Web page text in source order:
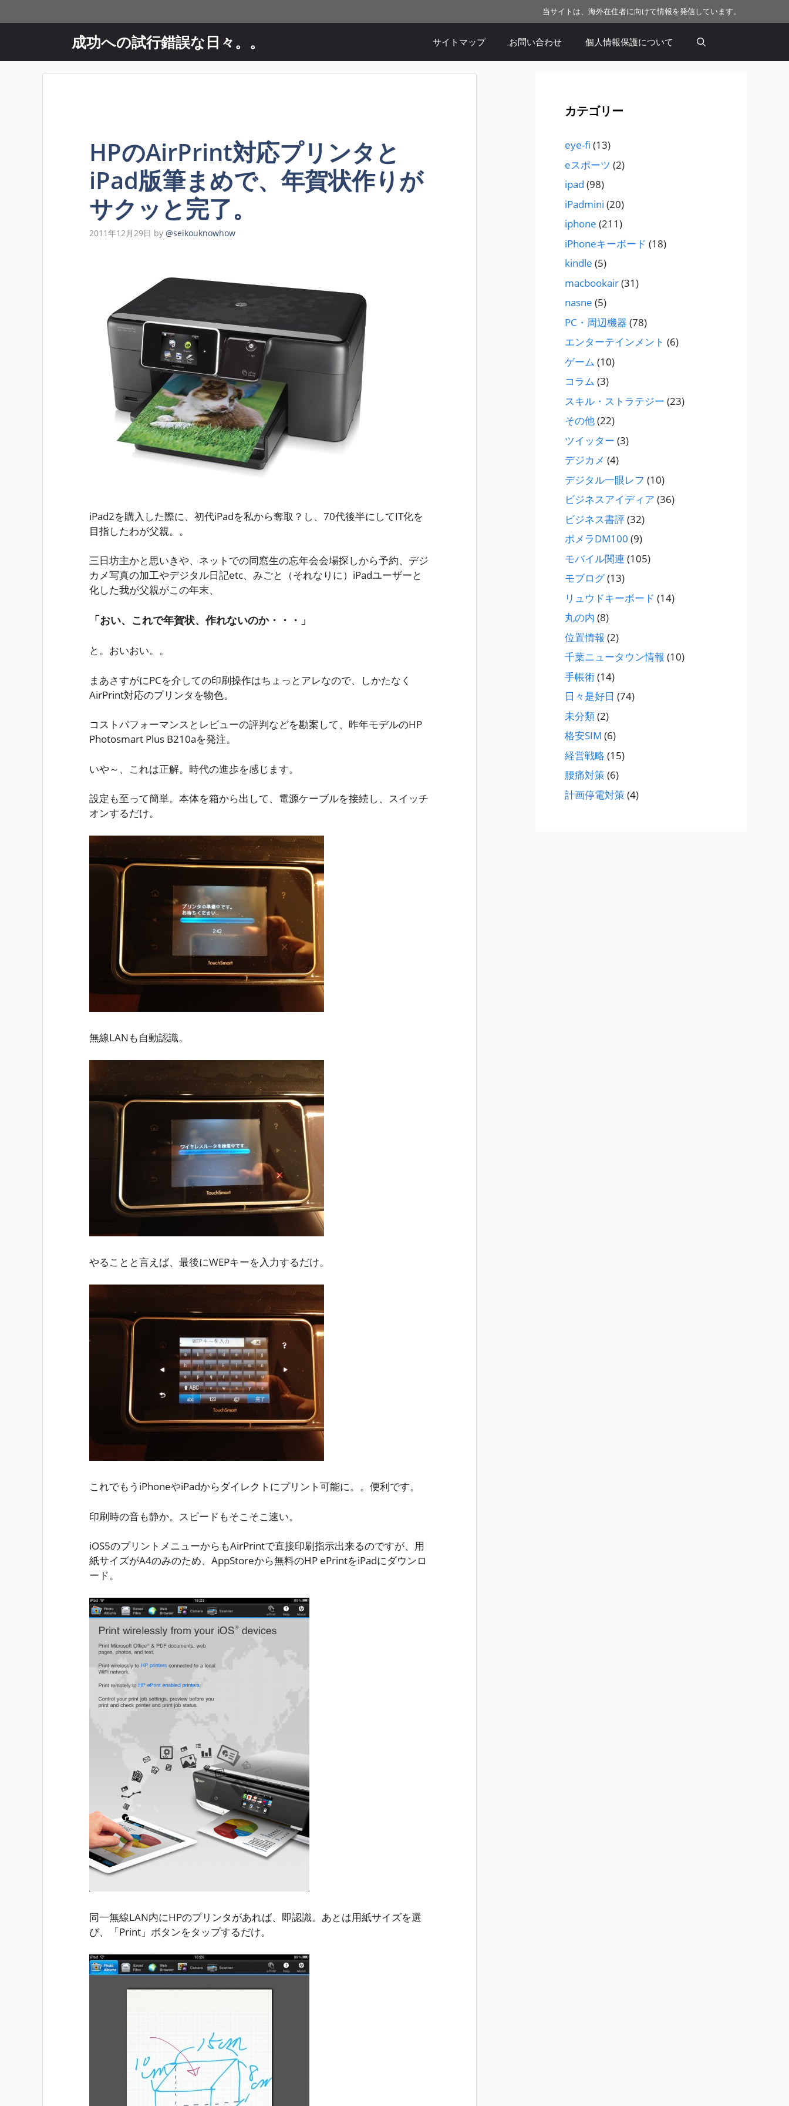
ン
ツ
当サイトは、海外在住者に向けて情報を発信しています。
成功への試行錯誤な日々。。 サイトマップ お問い合わせ 個人情報保護について
HPのAirPrint対応プリンタと
iPad版筆まめで、年賀状作りが
サクッと完了。
2011年12月29日 by @seikouknowhow
iPad2を購入した際に、初代iPadを私から奪取？し、70代後半にしてIT化を
目指したわが父親。。
三日坊主かと思いきや、ネットでの同窓生の忘年会会場探しから予約、デジ
カメ写真の加工やデジタル日記etc、みごと（それなりに）iPadユーザーと
化した我が父親がこの年末、
「おい、これで年賀状、作れないのか・・・」
と。おいおい。。
まあさすがにPCを介しての印刷操作はちょっとアレなので、しかたなく
AirPrint対応のプリンタを物色。
コストパフォーマンスとレビューの評判などを勘案して、昨年モデルのHP
Photosmart Plus B210aを発注。
いや～、これは正解。時代の進歩を感じます。
設定も至って簡単。本体を箱から出して、電源ケーブルを接続し、スイッチ
オンするだけ。
無線LANも自動認識。
やることと言えば、最後にWEPキーを入力するだけ。
これでもうiPhoneやiPadからダイレクトにプリント可能に。。便利です。
印刷時の音も静か。スピードもそこそこ速い。
iOS5のプリントメニューからもAirPrintで直接印刷指示出来るのですが、用
紙サイズがA4のみのため、AppStoreから無料のHP ePrintをiPadにダウンロ
ード。
同一無線LAN内にHPのプリンタがあれば、即認識。あとは用紙サイズを選
び、「Print」ボタンをタップするだけ。
カテゴリー
eye-fi (13)
eスポーツ (2)
ipad (98)
iPadmini (20)
iphone (211)
iPhoneキーボード (18)
kindle (5)
macbookair(31)
nasne (5)
PC・周辺機器 (78)
エンターテインメント (6)
ゲーム (10)
コラム (3)
スキル・ストラテジー (23)
その他(22)
ツイッター (3)
デジカメ (4)
デジタル一眼レフ (10)
ビジネスアイディア (36)
ビジネス書評(32)
ポメラDM100 (9)
モバイル関連 (105)
モブログ(13)
リュウドキーボード (14)
丸の内 (8)
位置情報 (2)
千葉ニュータウン情報 (10)
手帳術(14)
日々是好日 (74)
未分類(2)
格安SIM (6)
経営戦略 (15)
腰痛対策 (6)
計画停電対策 (4)